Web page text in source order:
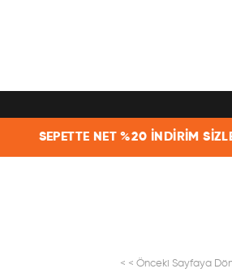
NET %20 İNDİRİM SİZLERLE •
< < Önceki Sayfaya